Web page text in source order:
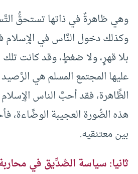
وهي ظاهرةٌ في ذاتها تستحقُّ
وكذلك دخول النَّاس في الإِسلام
بلا قهرٍ، ولا ضغطٍ، وقد كانت
عليها المجتمع المسلم هي
الظَّاهرة، فقد أحبَّ الناس
هذه الصُّورة العجيبة الوضَّاءة،
بين معتنقيه.
ثانيا: سياسة الصِّدِّيق في